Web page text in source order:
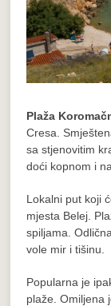
Plaža
Cresa.
sa stjenovitim
doći kopnom i
Lokalni put koji
mjesta Belej.
spiljama.
vole mir i tišinu.
Popularna je
plaže. Omiljena